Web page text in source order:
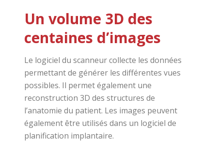
Un volume 3D des
centaines d’images
Le logiciel du scanneur collecte les données
permettant de générer les différentes vues
possibles. Il permet également une
reconstruction 3D des structures de
l’anatomie du patient. Les images peuvent
également être utilisés dans un logiciel de
planification implantaire.